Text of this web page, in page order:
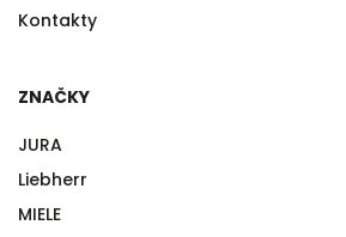
Kontakty
ZNAČKY
JURA
Liebherr
MIELE